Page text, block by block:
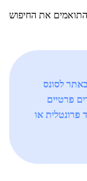
את החיפוש
לסונס
פרטיים
פרונטלית או